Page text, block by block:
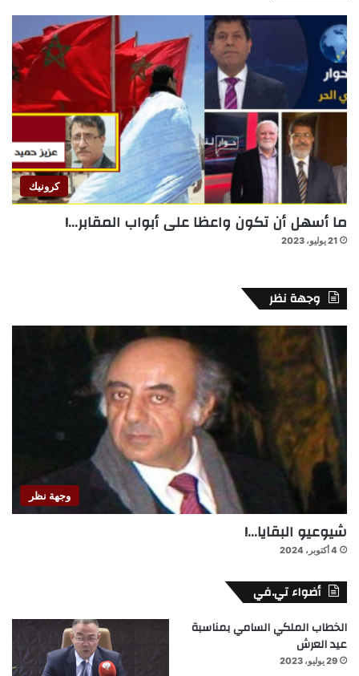
كرونيك
ما أسهل أن تكون واعظا على أبواب المقابر…!
21 يوليو، 2023
وجهة نظر
وجهة نظر
شيوعيو البقايا…!
4 أكتوبر، 2024
أضواء تي.في
الخطاب الملكي السامي بمناسبة
عيد العرش
29 يوليو، 2023